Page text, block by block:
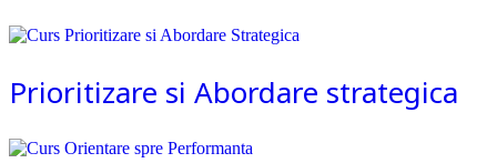
Prioritizare si Abordare strategica